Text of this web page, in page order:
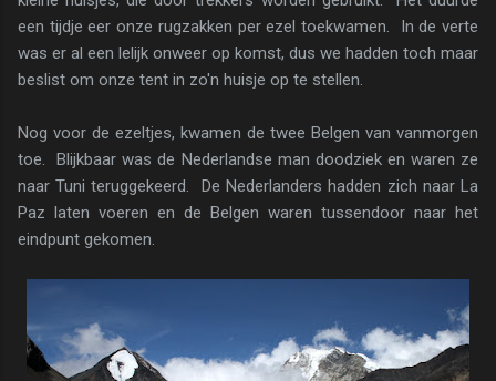
een tijdje eer onze rugzakken per ezel toekwamen. In de verte
was er al een lelijk onweer op komst, dus we hadden toch maar
beslist om onze tent in zo'n huisje op te stellen.
Nog voor de ezeltjes, kwamen de twee Belgen van vanmorgen
toe. Blijkbaar was de Nederlandse man doodziek en waren ze
naar Tuni teruggekeerd. De Nederlanders hadden zich naar La
Paz laten voeren en de Belgen waren tussendoor naar het
eindpunt gekomen.